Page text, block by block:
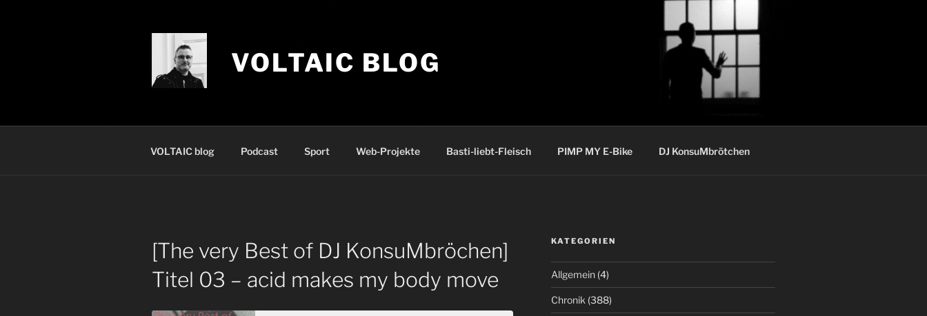
VOLTAIC BLOG
VOLTAIC blog Podcast Sport Web-Projekte Basti-liebt-Fleisch PIMP MY E-Bike DJ KonsuMbrötchen
[The very Best of DJ KonsuMbröchen]
Titel 03 – acid makes my body move
KATEGORIEN
Allgemein(4)
Chronik (388)